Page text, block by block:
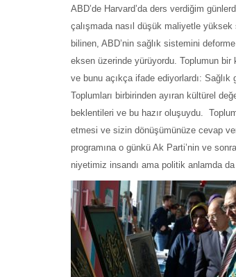
ABD’de Harvard’da ders verdiğim
çalışmada nasıl düşük maliyetle yüksek
bilinen, ABD’nin sağlık sistemini
eksen üzerinde yürüyordu. Toplumun bir
ve bunu açıkça ifade ediyorlardı:
Toplumları birbirinden ayıran kültürel
beklentileri ve bu hazır oluşuydu.
etmesi ve sizin dönüşümünüze cevap
programına o günkü Ak Parti’nin ve
niyetimiz insandı ama politik anlamda